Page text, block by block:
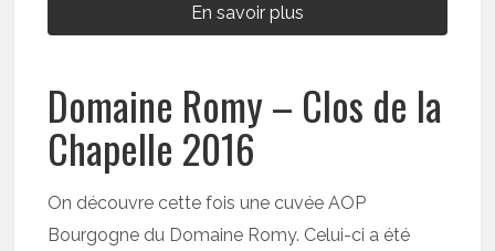
En savoir plus
Domaine Romy – Clos de la
Chapelle 2016
On découvre cette fois une cuvée AOP
Bourgogne du Domaine Romy. Celui-ci a été